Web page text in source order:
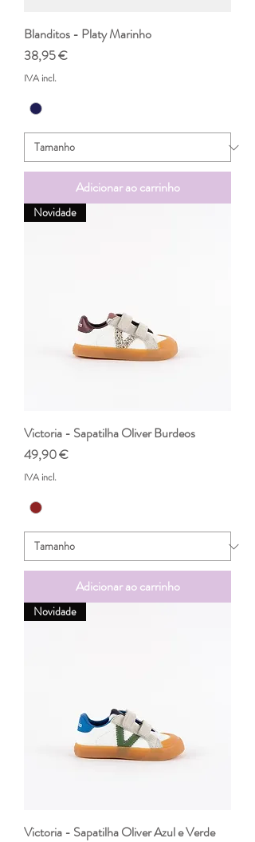
Blanditos - Platy Marinho
Preço
38,95 €
IVA incl.
Adicionar ao carrinho
Novidade
Victoria - Sapatilha Oliver Burdeos
Preço
49,90 €
IVA incl.
Adicionar ao carrinho
Novidade
Victoria - Sapatilha Oliver Azul e Verde